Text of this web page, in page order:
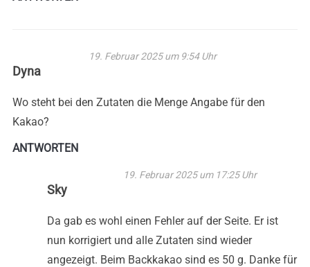
Dyna
19. Februar 2025 um 9:54 Uhr
Wo steht bei den Zutaten die Menge Angabe für den
Kakao?
ANTWORTEN
Sky
19. Februar 2025 um 17:25 Uhr
Da gab es wohl einen Fehler auf der Seite. Er ist
nun korrigiert und alle Zutaten sind wieder
angezeigt. Beim Backkakao sind es 50 g. Danke für